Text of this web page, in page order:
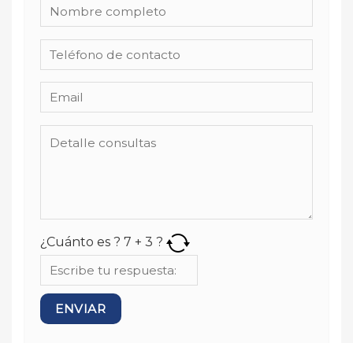
¿Cuánto es ? 7 + 3 ?